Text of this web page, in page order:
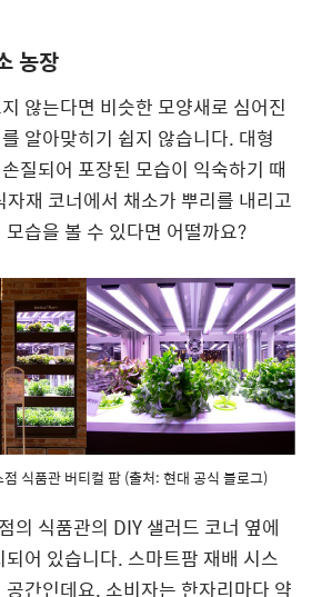
농장
않는다면 비슷한 모양새로 심어진
알아맞히기 쉽지 않습니다. 대형
질되어 포장된 모습이 익숙하기 때
재 코너에서 채소가 뿌리를 내리고
습을 볼 수 있다면 어떨까요?
식품관 버티컬 팜 (출처: 현대 공식 블로그)
의 식품관의 DIY 샐러드 코너 옆에
어 있습니다. 스마트팜 재배 시스
간인데요. 소비자는 한자리마다 약